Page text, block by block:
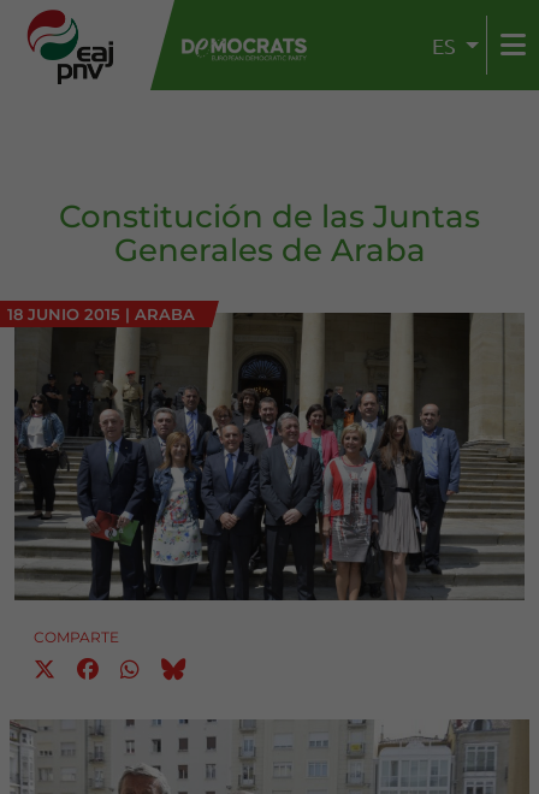
ES
Constitución de las Juntas
Generales de Araba
18 JUNIO 2015 | ARABA
COMPARTE